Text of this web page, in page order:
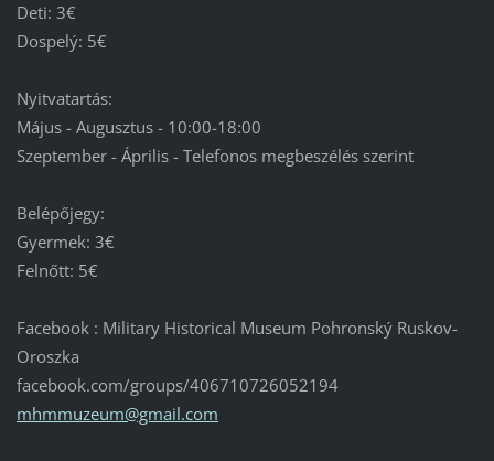
Deti: 3€
Dospelý: 5€
Nyitvatartás:
Május - Augusztus - 10:00-18:00
Szeptember - Április - Telefonos megbeszélés szerint
Belépőjegy:
Gyermek: 3€
Felnőtt: 5€
Facebook : Military Historical Museum Pohronský Ruskov-
Oroszka
facebook.com/groups/406710726052194
mhmmuzeum@gmail.com